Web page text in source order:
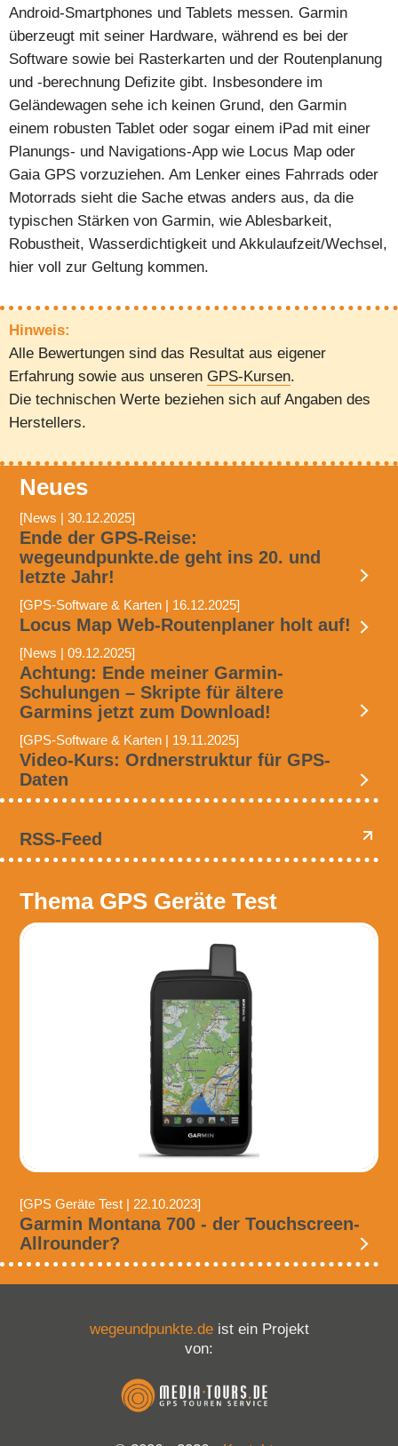
Android-Smartphones und Tablets messen. Garmin
überzeugt mit seiner Hardware, während es bei der
Software sowie bei Rasterkarten und der Routenplanung
und -berechnung Defizite gibt. Insbesondere im
Geländewagen sehe ich keinen Grund, den Garmin
einem robusten Tablet oder sogar einem iPad mit einer
Planungs- und Navigations-App wie Locus Map oder
Gaia GPS vorzuziehen. Am Lenker eines Fahrrads oder
Motorrads sieht die Sache etwas anders aus, da die
typischen Stärken von Garmin, wie Ablesbarkeit,
Robustheit, Wasserdichtigkeit und Akkulaufzeit/Wechsel,
hier voll zur Geltung kommen.
Hinweis:
Alle Bewertungen sind das Resultat aus eigener
Erfahrung sowie aus unseren GPS-Kursen.
Die technischen Werte beziehen sich auf Angaben des
Herstellers.
Neues
[News | 30.12.2025]
Ende der GPS-Reise:
wegeundpunkte.de geht ins 20. und
letzte Jahr!
[GPS-Software & Karten | 16.12.2025]
Locus Map Web-Routenplaner holt auf!
[News | 09.12.2025]
Achtung: Ende meiner Garmin-
Schulungen – Skripte für ältere
Garmins jetzt zum Download!
[GPS-Software & Karten | 19.11.2025]
Video-Kurs: Ordnerstruktur für GPS-
Daten
RSS-Feed
Thema GPS Geräte Test
[GPS Geräte Test | 22.10.2023]
Garmin Montana 700 - der Touchscreen-
Allrounder?
wegeundpunkte.deist ein Projekt
von: